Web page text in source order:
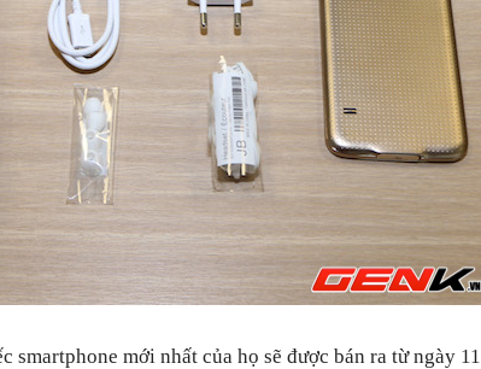
smartphone mới nhất của họ sẽ được bán ra từ ngày 11